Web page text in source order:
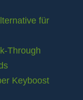
für
Through
Keyboost